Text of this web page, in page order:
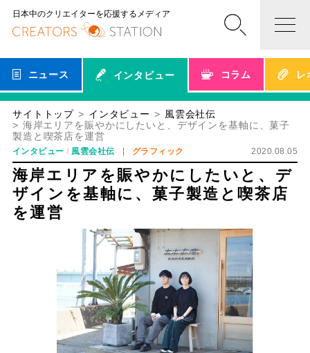
日本中のクリエイターを応援するメディア
ニュース インタビュー コラム レ
サイトトップ インタビュー
風雲会社伝
海岸エリアを賑やかにしたいと、デザインを基軸に、菓子
製造と喫茶店を運営
インタビュー 風雲会社伝 グラフィック 2020.08.05
海岸エリアを賑やかにしたいと、デ
ザインを基軸に、菓子製造と喫茶店
を運営